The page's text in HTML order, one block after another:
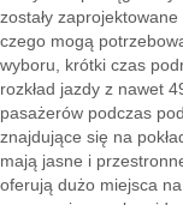
zostały
czego mogą
wyboru, krótki czas
rozkład jazdy z nawet
pasażerów podczas
znajdujące się na
mają jasne i
oferują dużo miejsca